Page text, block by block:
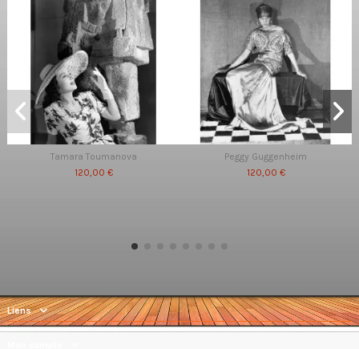
Tamara Toumanova
120,00 €
Peggy Guggenheim
120,00 €
Liens